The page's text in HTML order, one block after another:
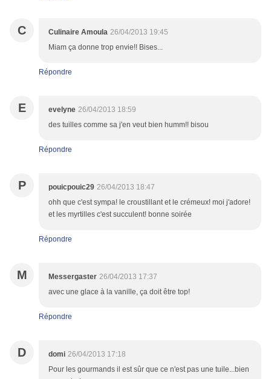
C Culinaire Amoula 26/04/2013 19:45
Miam ça donne trop envie!! Bises...
Répondre
E evelyne 26/04/2013 18:59
des tuilles comme sa j'en veut bien humm!! bisou
Répondre
P pouicpouic29 26/04/2013 18:47
ohh que c'est sympa! le croustillant et le crémeux! moi j'adore!
et les myrtilles c'est succulent! bonne soirée
Répondre
M Messergaster 26/04/2013 17:37
avec une glace à la vanille, ça doit être top!
Répondre
D domi 26/04/2013 17:18
Pour les gourmands il est sûr que ce n'est pas une tuile...bien